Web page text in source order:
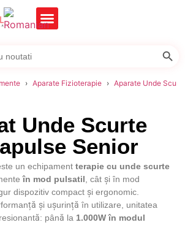
Aparate Fizioterapie Aparate Unde
Unde Scurte
Senior
un echipamentterapie cu unde scurte
în mod pulsatil , cât și în mod
dispozitiv compact și ergonomic.
și ușurință în utilizare, unitatea
până la 1.000W în modul